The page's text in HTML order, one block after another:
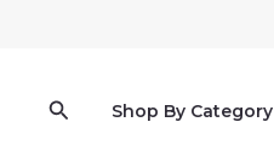
搜
Shop By Category